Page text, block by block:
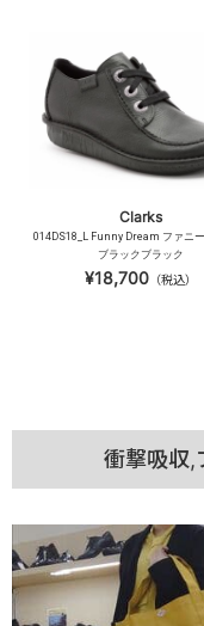
Clarks
014DS18_L Funny Dream ファニ
ブラックブラック
¥18,700 （税込）
衝撃吸収,